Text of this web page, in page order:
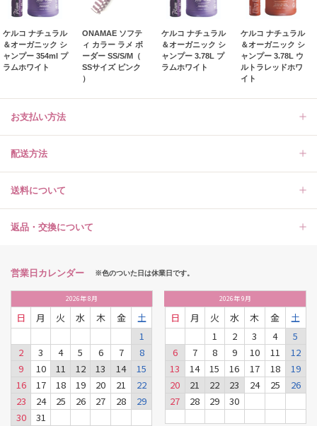
ケルコ ナチュラル
＆オーガニック シ
ャンプー 354ml プ
ラムホワイト
ONAMAE ソフテ
ィ カラー ラメ ボ
ーダー SS/S/M（
SSサイズ ピンク
）
ケルコ ナチュラル
＆オーガニック シ
ャンプー 3.78L プ
ラムホワイト
ケルコ ナチュラル
＆オーガニック シ
ャンプー 3.78L ウ
ルトラレッドホワ
イト
お支払い方法
配送方法
送料について
返品・交換について
営業日カレンダー ※色のついた日は休業日です。
2026年8月
日 月 火 水 木 金
土
1
2
3 4 5 6 7
8
9
10 11 12 13 14
15
16
17 18 19 20 21
22
23
24 25 26 27 28
29
30
31
2026年9月
日 月 火 水 木 金
土
1
2 3 4
5
6
7 8 9 10 11
12
13
14 15 16 17 18
19
20
21 22 23 24 25
26
27
28 29 30